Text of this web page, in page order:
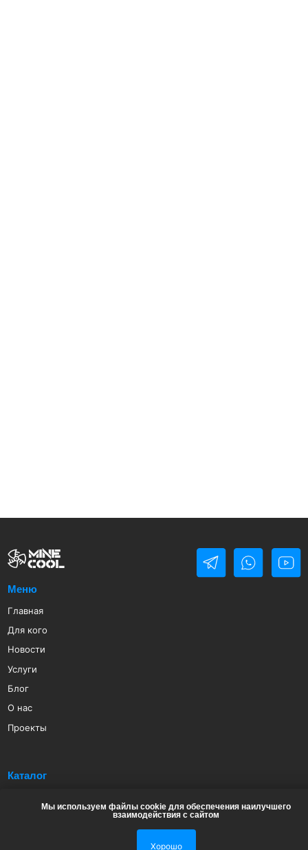
ОГРНИП 316385000082483
ИНН 381801127232
2019-2024 MINECOOL
© Все права защищены
Политика обработки персональных данных
Мы используем файлы cookie для обеспечения наилучшего
взаимодействия с сайтом
Хорошо